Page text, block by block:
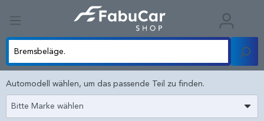
Automodell wählen, um das passende Teil zu finden.
Bitte Marke wählen